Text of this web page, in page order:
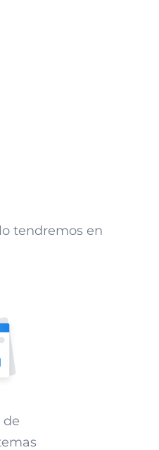
tendremos en
de